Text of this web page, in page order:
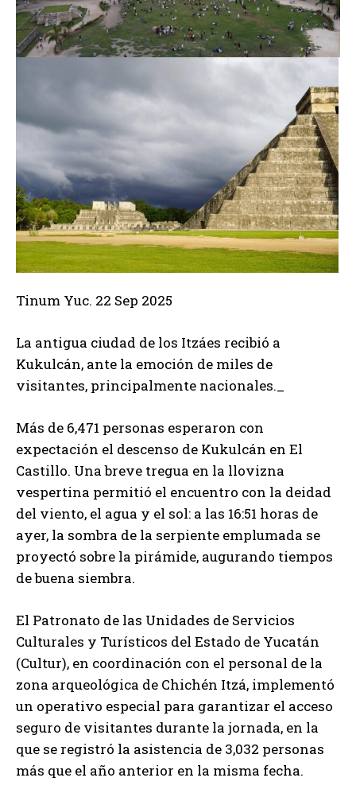
Tinum Yuc. 22 Sep 2025
La antigua ciudad de los Itzáes recibió a
Kukulcán, ante la emoción de miles de
visitantes, principalmente nacionales._
Más de 6,471 personas esperaron con
expectación el descenso de Kukulcán en El
Castillo. Una breve tregua en la llovizna
vespertina permitió el encuentro con la deidad
del viento, el agua y el sol: a las 16:51 horas de
ayer, la sombra de la serpiente emplumada se
proyectó sobre la pirámide, augurando tiempos
de buena siembra.
El Patronato de las Unidades de Servicios
Culturales y Turísticos del Estado de Yucatán
(Cultur), en coordinación con el personal de la
zona arqueológica de Chichén Itzá, implementó
un operativo especial para garantizar el acceso
seguro de visitantes durante la jornada, en la
que se registró la asistencia de 3,032 personas
más que el año anterior en la misma fecha.